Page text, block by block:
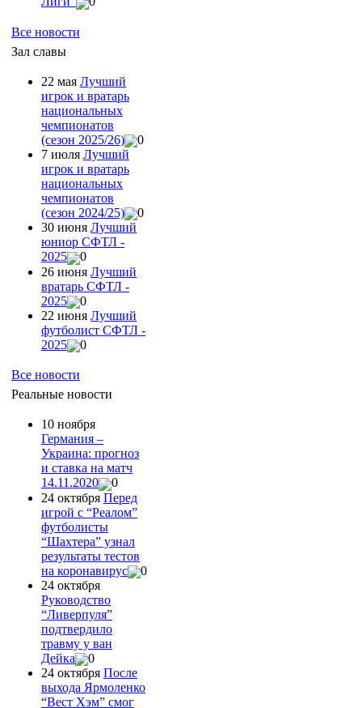
Все новости
Зал славы
22 мая Лучший
игрок и вратарь
национальных
чемпионатов
(сезон 2025/26)
0
7 июля Лучший
игрок и вратарь
национальных
чемпионатов
(сезон 2024/25)
0
30 июня Лучший
юниор СФТЛ -
2025
0
26 июня Лучший
вратарь СФТЛ -
2025
0
22 июня Лучший
футболист СФТЛ -
2025
0
Все новости
Реальные новости
10 ноября
Германия –
Украина: прогноз
и ставка на матч
14.11.2020
0
24 октября Перед
игрой с “Реалом”
футболисты
“Шахтера” узнал
результаты тестов
на коронавирус
0
24 октября
Руководство
“Ливерпуля”
подтвердило
травму у ван
Дейка
0
24 октября После
выхода Ярмоленко
“Вест Хэм” смог